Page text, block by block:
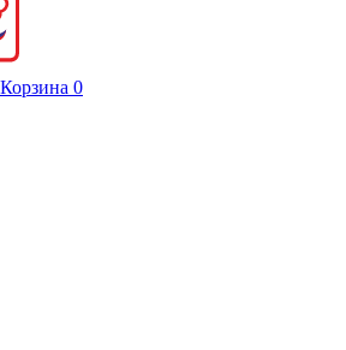
Корзина 0